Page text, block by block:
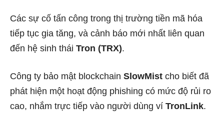
Các sự cố tấn công trong thị trường tiền mã hóa
tiếp tục gia tăng, và cảnh báo mới nhất liên quan
đến hệ sinh thái Tron (TRX).
Công ty bảo mật blockchain SlowMist cho biết đã
phát hiện một hoạt động phishing có mức độ rủi ro
cao, nhắm trực tiếp vào người dùng ví TronLink.